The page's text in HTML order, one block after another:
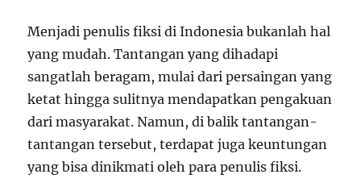
Menjadi penulis fiksi di Indonesia bukanlah hal
yang mudah. Tantangan yang dihadapi
sangatlah beragam, mulai dari persaingan yang
ketat hingga sulitnya mendapatkan pengakuan
dari masyarakat. Namun, di balik tantangan-
tantangan tersebut, terdapat juga keuntungan
yang bisa dinikmati oleh para penulis fiksi.